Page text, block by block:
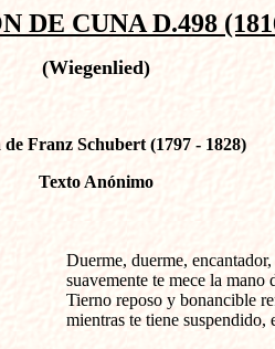
DE CUNA D.498
(Wiegenlied)
de Franz Schubert (1797 - 1828)
Texto Anónimo
Duerme, duerme,
suavemente te mece la mano
Tierno reposo y bonancible
mientras te tiene suspendido,